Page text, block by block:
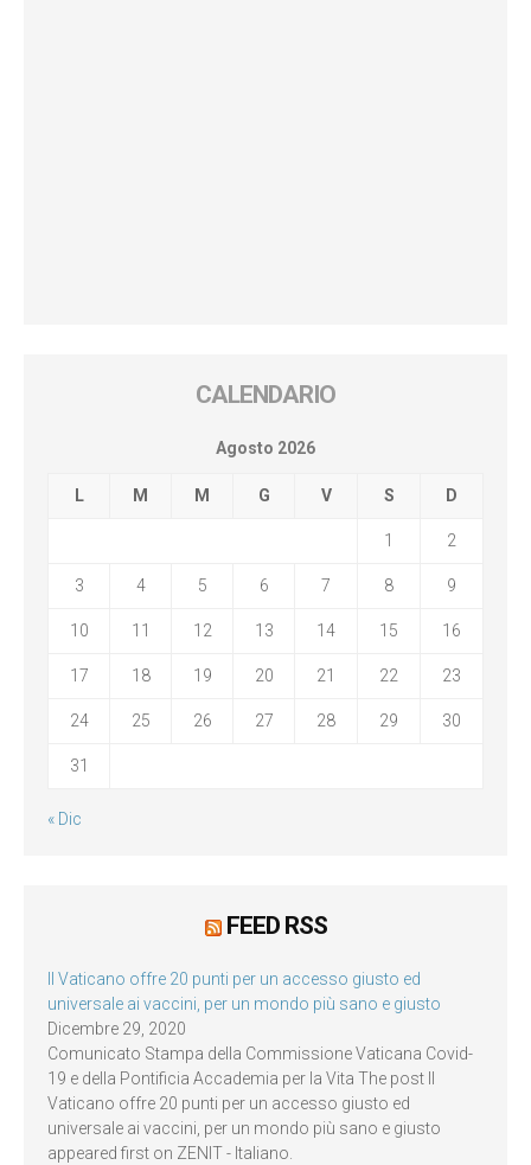
CALENDARIO
Agosto 2026
L M M G V S D
1 2
3 4 5 6 7 8 9
10 11 12 13 14 15 16
17 18 19 20 21 22 23
24 25 26 27 28 29 30
31
« Dic
FEED RSS
Il Vaticano offre 20 punti per un accesso giusto ed
universale ai vaccini, per un mondo più sano e giusto
Dicembre 29, 2020
Comunicato Stampa della Commissione Vaticana Covid-
19 e della Pontificia Accademia per la Vita The post Il
Vaticano offre 20 punti per un accesso giusto ed
universale ai vaccini, per un mondo più sano e giusto
appeared first on ZENIT - Italiano.